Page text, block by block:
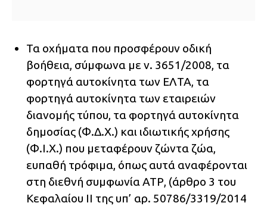
Τα οχήματα που προσφέρουν οδική
βοήθεια, σύμφωνα με ν. 3651/2008, τα
φορτηγά αυτοκίνητα των ΕΛΤΑ, τα
φορτηγά αυτοκίνητα των εταιρειών
διανομής τύπου, τα φορτηγά αυτοκίνητα
δημοσίας (Φ.Δ.Χ.) και ιδιωτικής χρήσης
(Φ.Ι.Χ.) που μεταφέρουν ζώντα ζώα,
ευπαθή τρόφιμα, όπως αυτά αναφέρονται
στη διεθνή συμφωνία ΑΤΡ, (άρθρο 3 του
Κεφαλαίου ΙΙ της υπ’ αρ. 50786/3319/2014